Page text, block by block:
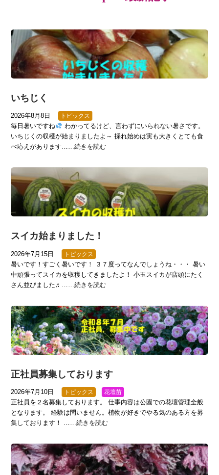
いちじく
2026年8月8日 トピックス
毎日暑いですね
わかってるけど、言わずにいられない暑さです。
いちじくの収穫が始まりましたよ～ 採れ始めは実も大きくとても食
べ応えがあります……続きを読む
スイカ始まりました！
2026年7月15日 トピックス
暑いです！すごく暑いです！ ３７度ってなんでしょうね・・・ 暑い
中頑張ってスイカを収穫してきましたよ！ 小玉スイカが店頭にたく
さん並びました♬……続きを読む
正社員募集しております
2026年7月10日 トピックス 花壇苗
正社員を２名募集しております。 仕事内容は公園での花壇管理全般
となります。 経験は問いません。植物が好きでやる気のある方を募
集しております！ ……続きを読む